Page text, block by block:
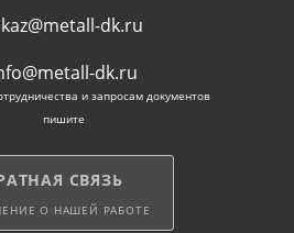
dk.ru
dk.ru
и запросам документов
пишите
СВЯЗЬ
О НАШЕЙ РАБОТЕ